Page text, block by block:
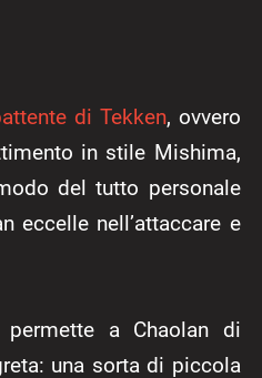
di Tekken, ovvero
in stile Mishima,
del tutto personale
eccelle nell’attaccare e
a Chaolan di
una sorta di piccola